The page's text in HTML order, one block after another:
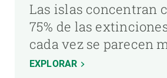
Las islas concentran
75% de las
cada vez se parecen
EXPLORAR